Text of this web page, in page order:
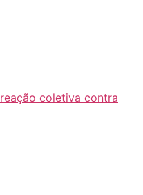
coletiva contra